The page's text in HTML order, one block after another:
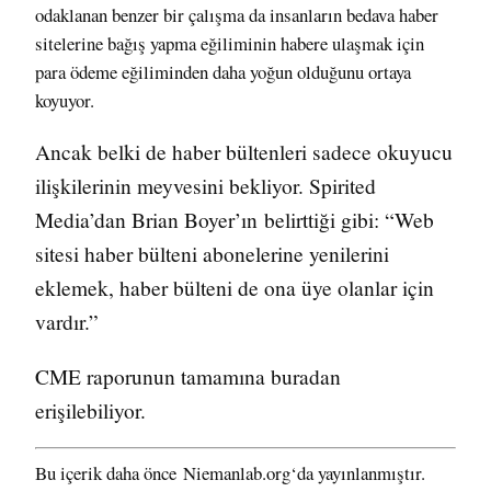
odaklanan benzer bir çalışma da insanların bedava haber
sitelerine bağış yapma eğiliminin habere ulaşmak için
para ödeme eğiliminden daha yoğun olduğunu ortaya
koyuyor.
Ancak belki de haber bültenleri sadece okuyucu
ilişkilerinin meyvesini bekliyor. Spirited
Media’dan Brian Boyer’ın belirttiği gibi: “Web
sitesi haber bülteni abonelerine yenilerini
eklemek, haber bülteni de ona üye olanlar için
vardır.”
CME raporunun tamamına buradan
erişilebiliyor.
Bu içerik daha önce Niemanlab.org‘da yayınlanmıştır.